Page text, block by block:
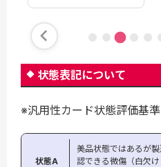
状態表記について
※汎用性カード状態評価基準
状態A
美品状態ではあるが
認できる微傷（白欠